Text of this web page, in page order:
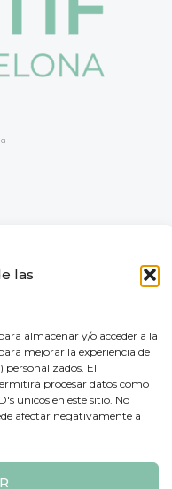
las
almacenar y/o acceder a la
mejorar la experiencia de
El
procesar datos como
únicos en este sitio. No
afectar negativamente a